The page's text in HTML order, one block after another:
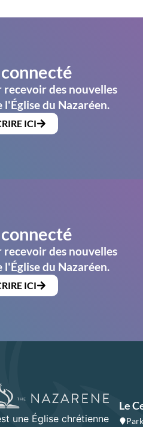
des nouvelles
du Nazaréen.
ICI
des nouvelles
du Nazaréen.
ICI
une Église chrétienne
Le